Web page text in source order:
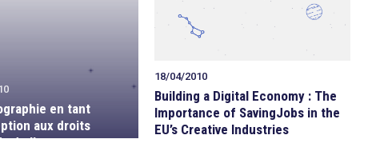
en tant
aux droits
de l’auteur
18/04/2010
Building a Digital Economy : The
Importance of SavingJobs in the
EU’s Creative Industries